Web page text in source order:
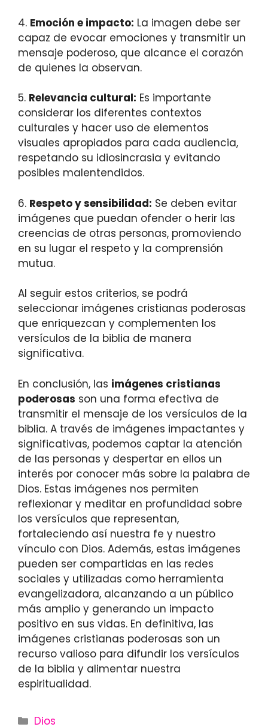
4. Emoción e impacto: La imagen debe ser
capaz de evocar emociones y transmitir un
mensaje poderoso, que alcance el corazón
de quienes la observan.
5. Relevancia cultural: Es importante
considerar los diferentes contextos
culturales y hacer uso de elementos
visuales apropiados para cada audiencia,
respetando su idiosincrasia y evitando
posibles malentendidos.
6. Respeto y sensibilidad: Se deben evitar
imágenes que puedan ofender o herir las
creencias de otras personas, promoviendo
en su lugar el respeto y la comprensión
mutua.
Al seguir estos criterios, se podrá
seleccionar imágenes cristianas poderosas
que enriquezcan y complementen los
versículos de la biblia de manera
significativa.
En conclusión, las imágenes cristianas
poderosas son una forma efectiva de
transmitir el mensaje de los versículos de la
biblia. A través de imágenes impactantes y
significativas, podemos captar la atención
de las personas y despertar en ellos un
interés por conocer más sobre la palabra de
Dios. Estas imágenes nos permiten
reflexionar y meditar en profundidad sobre
los versículos que representan,
fortaleciendo así nuestra fe y nuestro
vínculo con Dios. Además, estas imágenes
pueden ser compartidas en las redes
sociales y utilizadas como herramienta
evangelizadora, alcanzando a un público
más amplio y generando un impacto
positivo en sus vidas. En definitiva, las
imágenes cristianas poderosas son un
recurso valioso para difundir los versículos
de la biblia y alimentar nuestra
espiritualidad.
Categories
Dios